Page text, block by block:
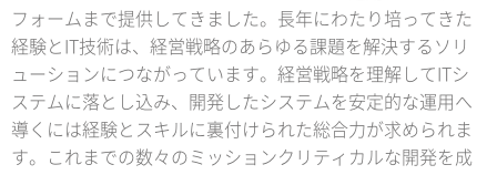
フォームまで提供してきました。長年にわたり培ってきた
経験とIT技術は、経営戦略のあらゆる課題を解決するソリ
ューションにつながっています。経営戦略を理解してITシ
ステムに落とし込み、開発したシステムを安定的な運用へ
導くには経験とスキルに裏付けられた総合力が求められま
す。これまでの数々のミッションクリティカルな開発を成